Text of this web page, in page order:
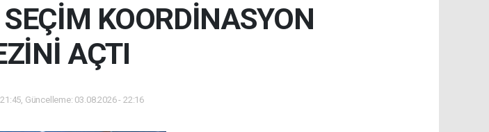
KOORDİNASYON
AÇTI
Güncelleme: 03.08.2026 - 22:16